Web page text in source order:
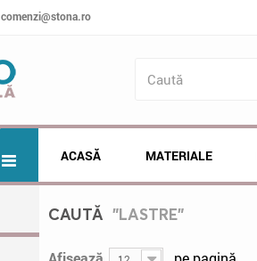
comenzi@stona.ro
ACASĂ MATERIALE
CAUTĂ "LASTRE"